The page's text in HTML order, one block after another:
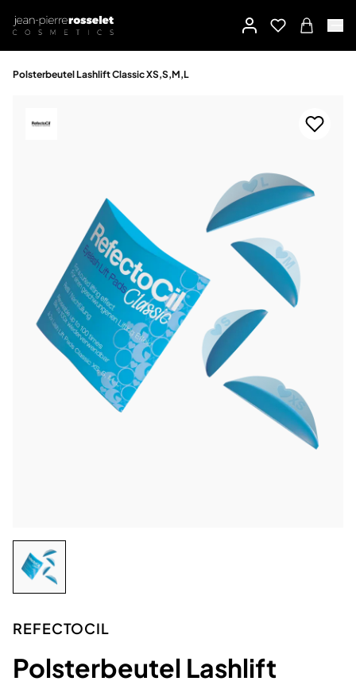
Polsterbeutel Lashlift Classic XS,S,M,L
REFECTOCIL
Polsterbeutel Lashlift